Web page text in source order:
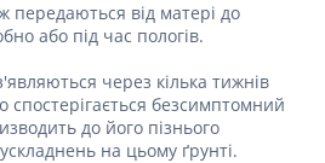
передаються від матері до
або під час пологів.
через кілька тижнів
спостерігається безсимптомний
до його пізнього
на цьому ґрунті.